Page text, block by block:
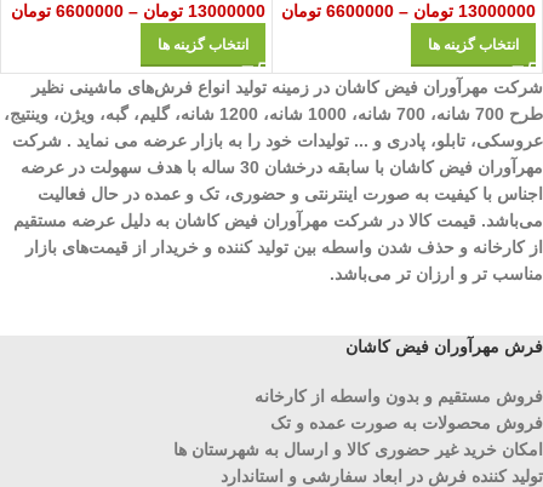
13000000 تومان –
6600000 تومان
انتخاب گزینه ها
13000000 تومان –
6600000 تومان
انتخاب گزینه ها
شرکت مهرآوران فیض کاشان در زمینه تولید انواع فرش‌های ماشینی نظیر
طرح 700 شانه، 700 شانه، 1000 شانه، 1200 شانه، گلیم، گبه، ویژن، وینتیج،
عروسکی، تابلو، پادری و ... تولیدات خود را به بازار عرضه می نماید . شرکت
مهرآوران فیض کاشان با سابقه درخشان 30 ساله با هدف سهولت در عرضه
اجناس با کیفیت به صورت اینترنتی و حضوری، تک و عمده در حال فعالیت
می‌باشد. قیمت کالا در شرکت مهرآوران فیض کاشان به دلیل عرضه مستقیم
از کارخانه و حذف شدن واسطه بین تولید کننده و خریدار از قیمت‌های بازار
مناسب تر و ارزان تر می‌باشد.
فرش مهرآوران فیض کاشان
فروش مستقیم و بدون واسطه از کارخانه
فروش محصولات به صورت عمده و تک
امکان خرید غیر حضوری کالا و ارسال به شهرستان ها
تولید کننده فرش در ابعاد سفارشی و استاندارد